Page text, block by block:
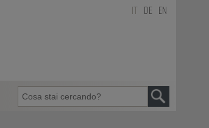
DE EN